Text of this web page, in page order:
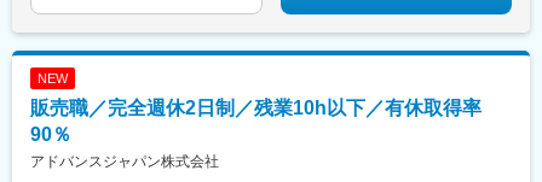
NEW
販売職／完全週休2日制／残業10h以下／有休取得率
90％
アドバンスジャパン株式会社